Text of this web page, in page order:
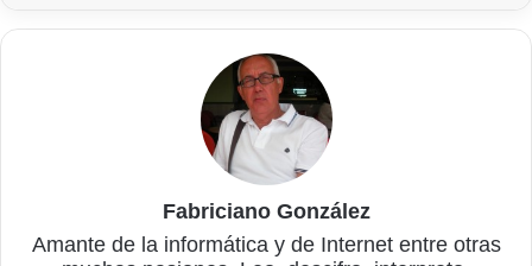
Fabriciano González
Amante de la informática y de Internet entre otras